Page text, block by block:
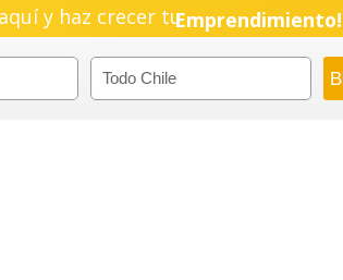
y haz crecer tuPyme!
Emprendimiento!